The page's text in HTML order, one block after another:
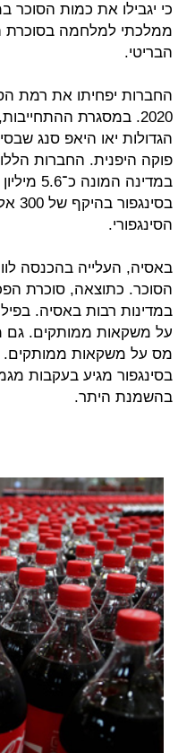
כי יגבילו את כמות הסוכר
ממלכתי למלחמה בסוכרת
הבריטי.
2020. במסגרת
הסינגפורי.
באסיה, העלייה בהכנסה
הסוכר. כתוצאה, סוכרת
במדינות רבות באסיה.
על משקאות ממותקים. גם
מס על משקאות
בסינגפור מגיע בעקבות
בהשמנת היתר.